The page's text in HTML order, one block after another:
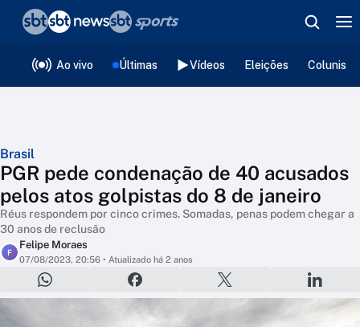
Ao vivo Últimas Vídeos Eleições
Brasil
PGR pede condenação de 40 acusados
pelos atos golpistas do 8 de janeiro
Réus respondem por cinco crimes. Somadas, penas podem chegar a
30 anos de reclusão
F
Felipe Moraes
07/08/2023, 20:56 • Atualizado há 2 anos
❮voltar
Editorias